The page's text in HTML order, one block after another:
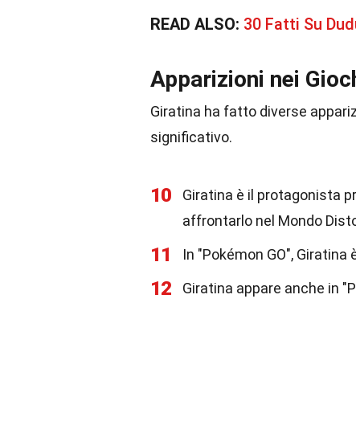
READ ALSO: 30 Fatti Su
Apparizioni nei
Giratina ha fatto diverse
significativo.
10
Giratina è il protagonista
affrontarlo nel Mondo
11 In "Pokémon GO",
12 Giratina appare anche in